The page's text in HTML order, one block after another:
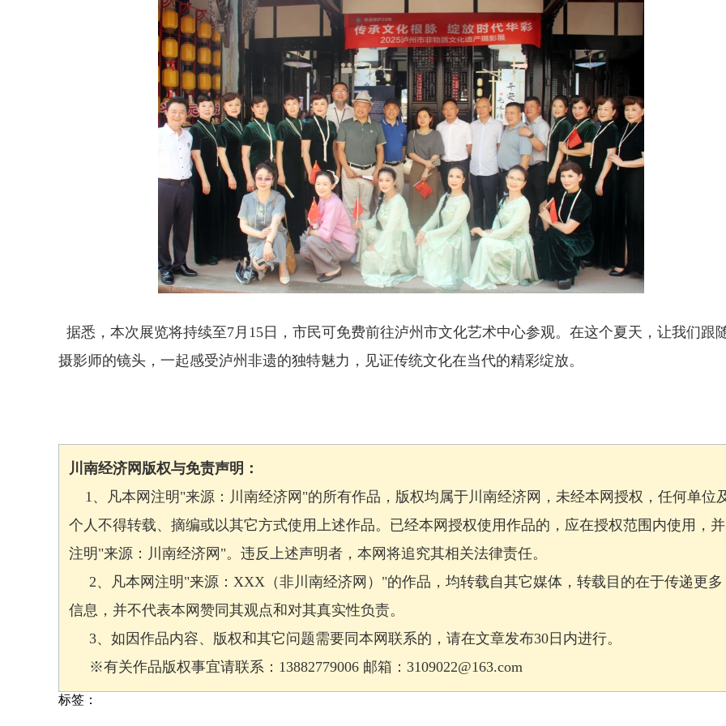
据悉，本次展览将持续至7月15日，市民可免费前往泸州市文化艺术中心参观。在这个夏天，让我们跟
摄影师的镜头，一起感受泸州非遗的独特魅力，见证传统文化在当代的精彩绽放。
川南经济网版权与免责声明：
1、凡本网注明"来源：川南经济网"的所有作品，版权均属于川南经济网，未经本网授权，任何单位
个人不得转载、摘编或以其它方式使用上述作品。已经本网授权使用作品的，应在授权范围内使用，并
注明"来源：川南经济网"。违反上述声明者，本网将追究其相关法律责任。
2、凡本网注明"来源：XXX（非川南经济网）"的作品，均转载自其它媒体，转载目的在于传递更多
信息，并不代表本网赞同其观点和对其真实性负责。
3、如因作品内容、版权和其它问题需要同本网联系的，请在文章发布30日内进行。
※有关作品版权事宜请联系：13882779006 邮箱：3109022@163.com
标签：